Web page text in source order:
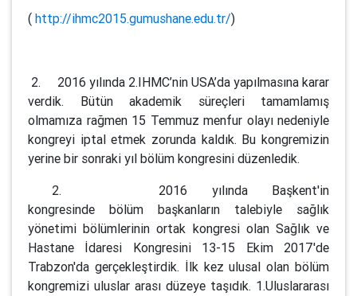
( http://ihmc2015.gumushane.edu.tr/)
2. 2016 yılında 2.IHMC’nin USA’da yapılmasına karar
verdik. Bütün akademik süreçleri tamamlamış
olmamıza rağmen 15 Temmuz menfur olayı nedeniyle
kongreyi iptal etmek zorunda kaldık. Bu kongremizin
yerine bir sonraki yıl bölüm kongresini düzenledik.
2. 2016 yılında Başkent'in
kongresinde bölüm başkanların talebiyle sağlık
yönetimi bölümlerinin ortak kongresi olan Sağlık ve
Hastane İdaresi Kongresini 13-15 Ekim 2017'de
Trabzon'da gerçekleştirdik. İlk kez ulusal olan bölüm
kongremizi uluslar arası düzeye taşıdık. 1.Uluslararası